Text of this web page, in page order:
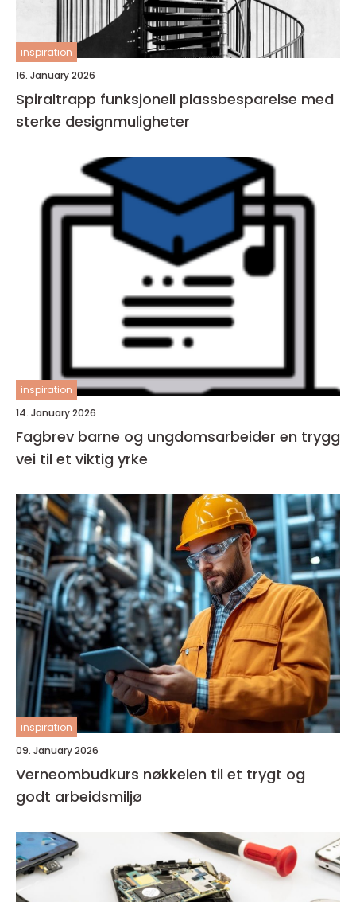
inspiration
16. January 2026
Spiraltrapp funksjonell plassbesparelse med
sterke designmuligheter
inspiration
14. January 2026
Fagbrev barne og ungdomsarbeider en trygg
vei til et viktig yrke
inspiration
09. January 2026
Verneombudkurs nøkkelen til et trygt og
godt arbeidsmiljø